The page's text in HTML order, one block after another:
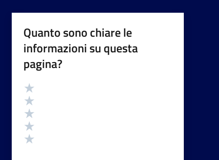
Quanto sono chiare le
informazioni su questa
pagina?
Valutazione